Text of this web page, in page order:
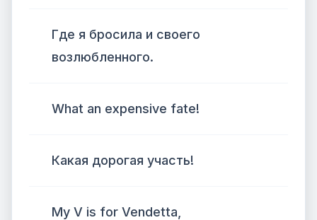
Где я бросила и своего
возлюбленного.
What an expensive fate!
Какая дорогая участь!
My V is for Vendetta,